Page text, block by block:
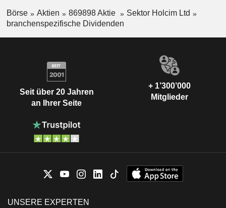
Börse Aktien 869898 Aktie
Sektor Holcim Ltd
branchenspezifische Dividenden
Seit über 20 Jahren
an Ihrer Seite
+ 1’300’000
Mitglieder
UNSERE EXPERTEN